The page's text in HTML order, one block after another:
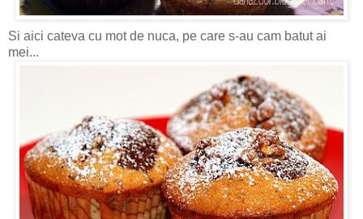
Si aici cateva cu mot de nuca, pe care s-au cam batut ai
mei...